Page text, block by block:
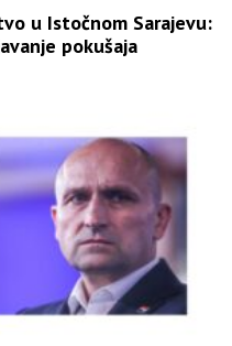
u Istočnom Sarajevu:
pokušaja